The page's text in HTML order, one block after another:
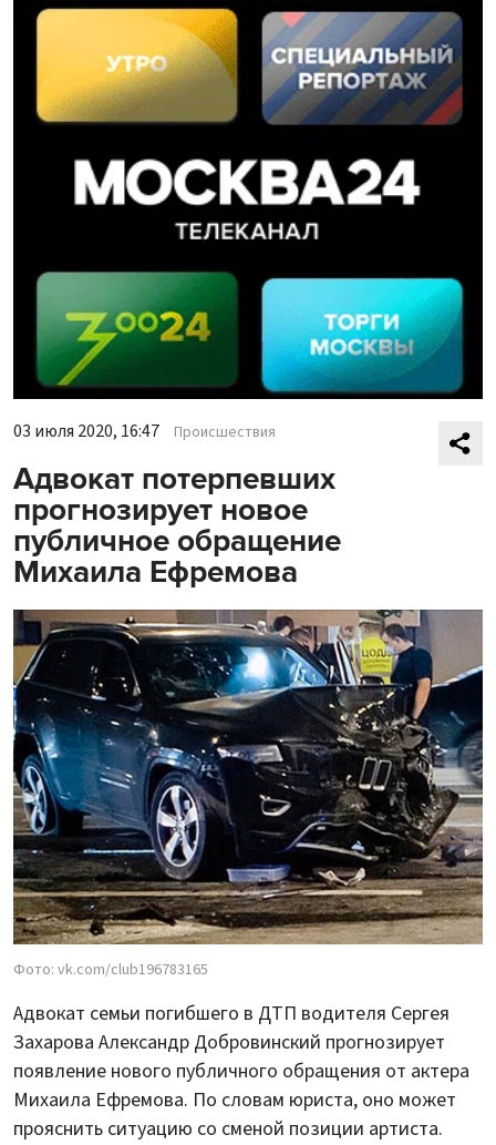
03 июля 2020, 16:47 Происшествия
Адвокат потерпевших
прогнозирует новое
публичное обращение
Михаила Ефремова
Фото: vk.com/club196783165
Адвокат семьи погибшего в ДТП водителя Сергея
Захарова Александр Добровинский прогнозирует
появление нового публичного обращения от актера
Михаила Ефремова. По словам юриста, оно может
прояснить ситуацию со сменой позиции артиста.